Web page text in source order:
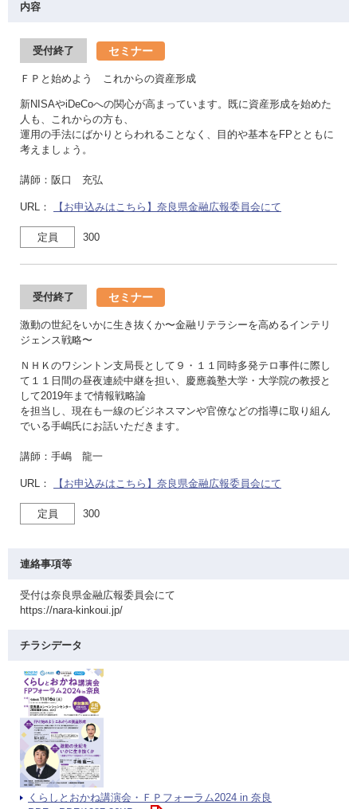
内容
受付終了 セミナー
ＦＰと始めよう これからの資産形成
新NISAやiDeCoへの関心が高まっています。既に資産形成を始めた
人も、これからの方も、
運用の手法にばかりとらわれることなく、目的や基本をFPとともに
考えましょう。
講師：阪口 充弘
URL： 【お申込みはこちら】奈良県金融広報委員会にて
定員 300
受付終了 セミナー
激動の世紀をいかに生き抜くか〜金融リテラシーを高めるインテリ
ジェンス戦略〜
ＮＨＫのワシントン支局長として９・１１同時多発テロ事件に際し
て１１日間の昼夜連続中継を担い、慶應義塾大学・大学院の教授と
して2019年まで情報戦略論
を担当し、現在も一線のビジネスマンや官僚などの指導に取り組ん
でいる手嶋氏にお話いただきます。
講師：手嶋 龍一
URL： 【お申込みはこちら】奈良県金融広報委員会にて
定員 300
連絡事項等
受付は奈良県金融広報委員会にて
https://nara-kinkoui.jp/
チラシデータ
くらしとおかね講演会・ＦＰフォーラム2024 in 奈良